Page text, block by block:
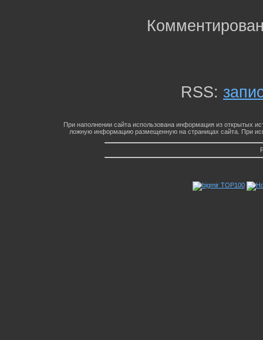
RSS:
При наполнении сайта использована информация из открытых
ложную информацию размещенную на страницах сайта. При